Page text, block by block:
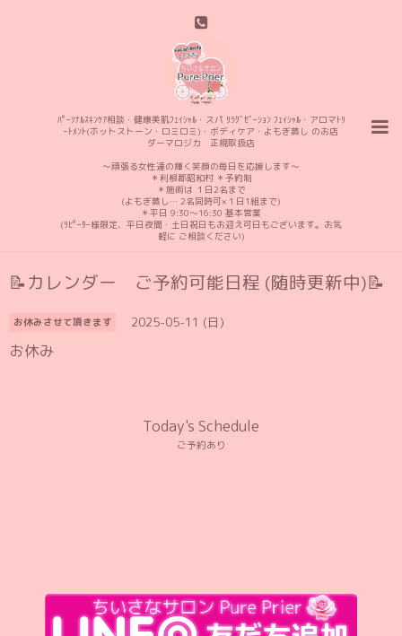
ﾊﾟｰｿﾅﾙｽｷﾝｹｱ相談・健康美肌ﾌｪｲｼｬﾙ・スパ ﾘﾗｸﾞｾﾞｰｼｮﾝ ﾌｪｲｼｬﾙ・アロマﾄﾘ
ｰﾄﾒﾝﾄ(ホットストーン・ロミロミ)・ボディケア・よもぎ蒸し のお店
ダーマロジカ 正規取扱店
〜頑張る女性達の輝く笑顔の毎日を応援します〜
＊利根郡昭和村 ＊予約制
＊施術は １日2名まで
(よもぎ蒸し… 2名同時可×１日1組まで)
＊平日 9:30〜16:30 基本営業
(ﾘﾋﾟｰﾀｰ様限定、平日夜間・土日祝日もお迎え可日もございます。お気
軽に ご相談ください)
📝カレンダー ご予約可能日程 (随時更新中)📝
お休みさせて頂きます 2025-05-11 (日)
お休み
Today's Schedule
ご予約あり